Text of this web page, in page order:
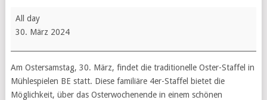
vom
Ostersamstag
All day
30. März 2024
Am Ostersamstag, 30. März, findet die traditionelle Oster-Staffel in
Mühlespielen BE statt. Diese familiäre 4er-Staffel bietet die
Möglichkeit, über das Osterwochenende in einem schönen